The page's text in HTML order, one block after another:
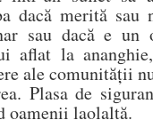
dacă merită
sau dacă e
aflat la
ale comunității
Plasa de
oamenii laolaltă.